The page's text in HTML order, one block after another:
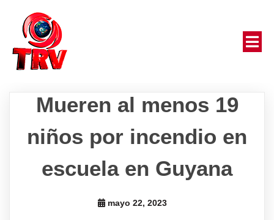
Mueren al menos 19
niños por incendio en
escuela en Guyana
mayo 22, 2023